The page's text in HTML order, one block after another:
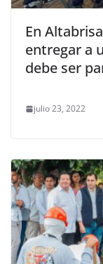
En
entregar a
debe ser
julio 23, 2022